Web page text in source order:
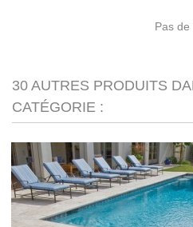
Pas de
30 AUTRES PRODUITS
CATÉGORIE :